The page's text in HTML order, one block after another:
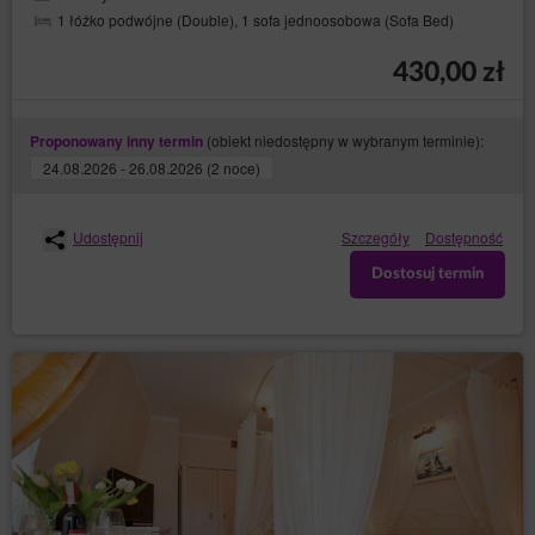
używanym formacie nadającym się do odczytu
maszynowego danych osobowych jej
danych, oraz żądania przesłania tych danych
dane dotyczą, lub umowy z nią zawartej oraz
jeżeli dane są przetwarzane w sposób
zautomatyzowany;
osobowych w prawnie uzasadnionych celach
administratora, z przyczyn związanych z jej
podstaw do przetwarzania, nadrzędnych wobec
dotyczą, lub podstaw do ustalenia, dochodzenia
lub obrony roszczeń. Jeżeli zgodnie z oceną
interesy osoby, której dane dotyczą, będą
ważniejsze od interesów administratora,
Administrator danych będzie zobowiązany
zaprzestać przetwarzania danych w tych celach;
do cofnięcia zgody
1 łóżko podwójne (Double), 1 sofa jednoosobowa (Sofa Bed)
430,00 zł
Proponowany inny termin (obiekt niedostępny w wybranym terminie):
24.08.2026 - 26.08.2026 (2 noce)
Udostępnij Szczegóły Dostępność
Dostosuj termin